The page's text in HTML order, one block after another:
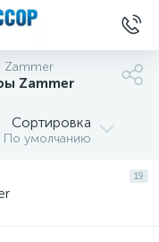
Zammer
Zammer
Сортировка
По умолчанию
19